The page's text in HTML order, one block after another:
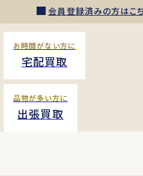
会員登録済みの方はこ
お時間がない方に
宅配買取
品物が多い方に
出張買取